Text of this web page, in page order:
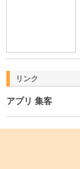
リンク
アプリ 集客